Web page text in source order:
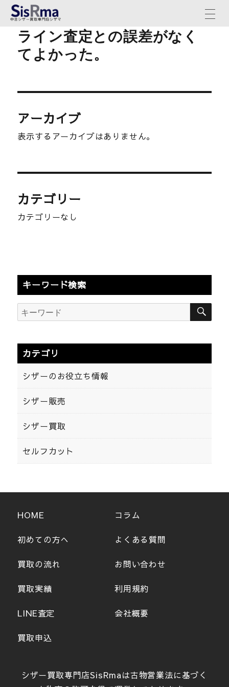
ライン査定との誤差がなく
てよかった。
アーカイブ
表示するアーカイブはありません。
カテゴリー
カテゴリーなし
キーワード検索
検
索:
検
カテゴリ
シザーのお役立ち情報
シザー販売
シザー買取
セルフカット
HOME
初めての方へ
買取の流れ
買取実績
LINE査定
買取申込
コラム
よくある質問
お問い合わせ
利用規約
会社概要
シザー買取専門店SisRmaは古物営業法に基づく